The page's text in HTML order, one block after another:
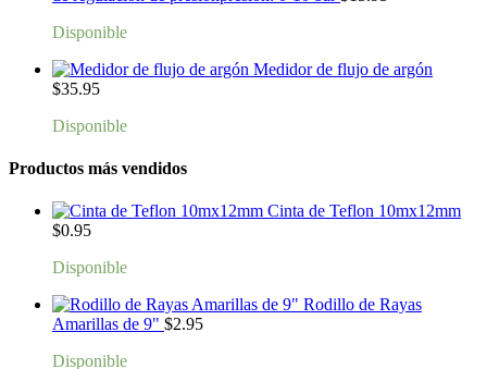
Disponible
Medidor de flujo de argón
$35.95
Disponible
Productos más vendidos
Cinta de Teflon 10mx12mm
$0.95
Disponible
Rodillo de Rayas
Amarillas de 9" $2.95
Disponible